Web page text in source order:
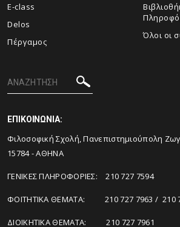
E-class
Delos
Πέργαμος
Όλοι οι
ΕΠΙΚΟΙΝΩΝΙΑ:
Φιλοσοφική Σχολή, Πανεπιστημιούπολη
15784 - ΑΘΗΝΑ
ΓΕΝΙΚΕΣ ΠΛΗΡΟΦΟΡΙΕΣ: 210 727 7594
ΦΟΙΤΗΤΙΚΑ ΘΕΜΑΤΑ: 210 727 7963 / 210
ΔΙΟΙΚΗΤΙΚΑ ΘΕΜΑΤΑ: 210 727 7961